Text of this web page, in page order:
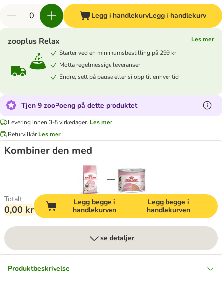
Legg i handlekurvLegg i handlekurv
zooplus Relax
Les mer
Starter ved en minimumsbestilling på 299 kr
Motta regelmessige leveranser
Endre, sett på pause eller si opp til enhver tid
Tjen 9 zooPoeng på dette produktet
Levering innen 3-5 virkedager. Les mer
Returvilkår Les mer
Kombiner den med
Totalt
0,00 kr
Legg begge i
handlekurven
Legg begge i
handlekurven
se detaljer
Produktbeskrivelse